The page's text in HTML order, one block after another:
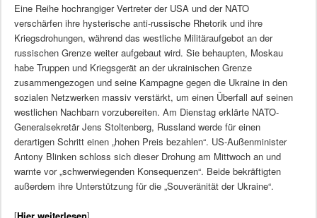
Eine Reihe hochrangiger Vertreter der USA und der NATO
verschärfen ihre hysterische anti-russische Rhetorik und ihre
Kriegsdrohungen, während das westliche Militäraufgebot an der
russischen Grenze weiter aufgebaut wird. Sie behaupten, Moskau
habe Truppen und Kriegsgerät an der ukrainischen Grenze
zusammengezogen und seine Kampagne gegen die Ukraine in den
sozialen Netzwerken massiv verstärkt, um einen Überfall auf seinen
westlichen Nachbarn vorzubereiten. Am Dienstag erklärte NATO-
Generalsekretär Jens Stoltenberg, Russland werde für einen
derartigen Schritt einen „hohen Preis bezahlen“. US-Außenminister
Antony Blinken schloss sich dieser Drohung am Mittwoch an und
warnte vor „schwerwiegenden Konsequenzen“. Beide bekräftigten
außerdem ihre Unterstützung für die „Souveränität der Ukraine“.